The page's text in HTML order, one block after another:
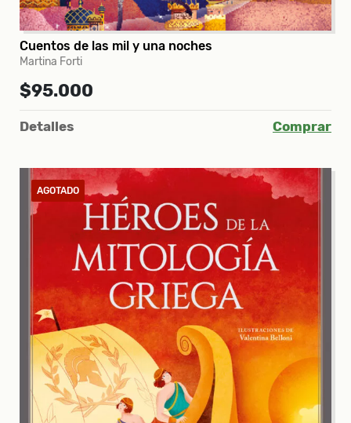
Cuentos de las mil y una noches
Martina Forti
$95.000
Detalles Comprar
AGOTADO